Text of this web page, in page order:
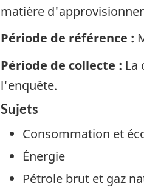
matière
Période de référence :
Période de collecte : La
l'enquête.
Sujets
Consommation et
Énergie
Pétrole brut et gaz